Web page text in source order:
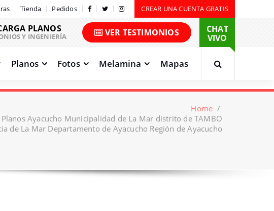
Tienda Pedidos CREAR UNA CUENTA GRATIS
PLANOS
Y INGENIERÍA VER TESTIMONIOS
CHAT
VIVO
Planos Fotos Melamina Mapas
Home /
Ayacucho Municipalidad de La Mar distrito de TAMBO
de La Mar Departamento de Ayacucho Región de Ayacucho